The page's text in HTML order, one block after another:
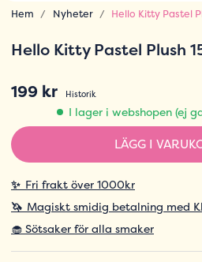
Hem Nyheter Hello Kitty Pastel
Hello Kitty Pastel Plush
199 kr
Historik
I lager i webshopen (ej
LÄGG I
✨ Fri frakt över 1000kr
🦄 Magiskt smidig betalning med
🧁 Sötsaker för alla smaker